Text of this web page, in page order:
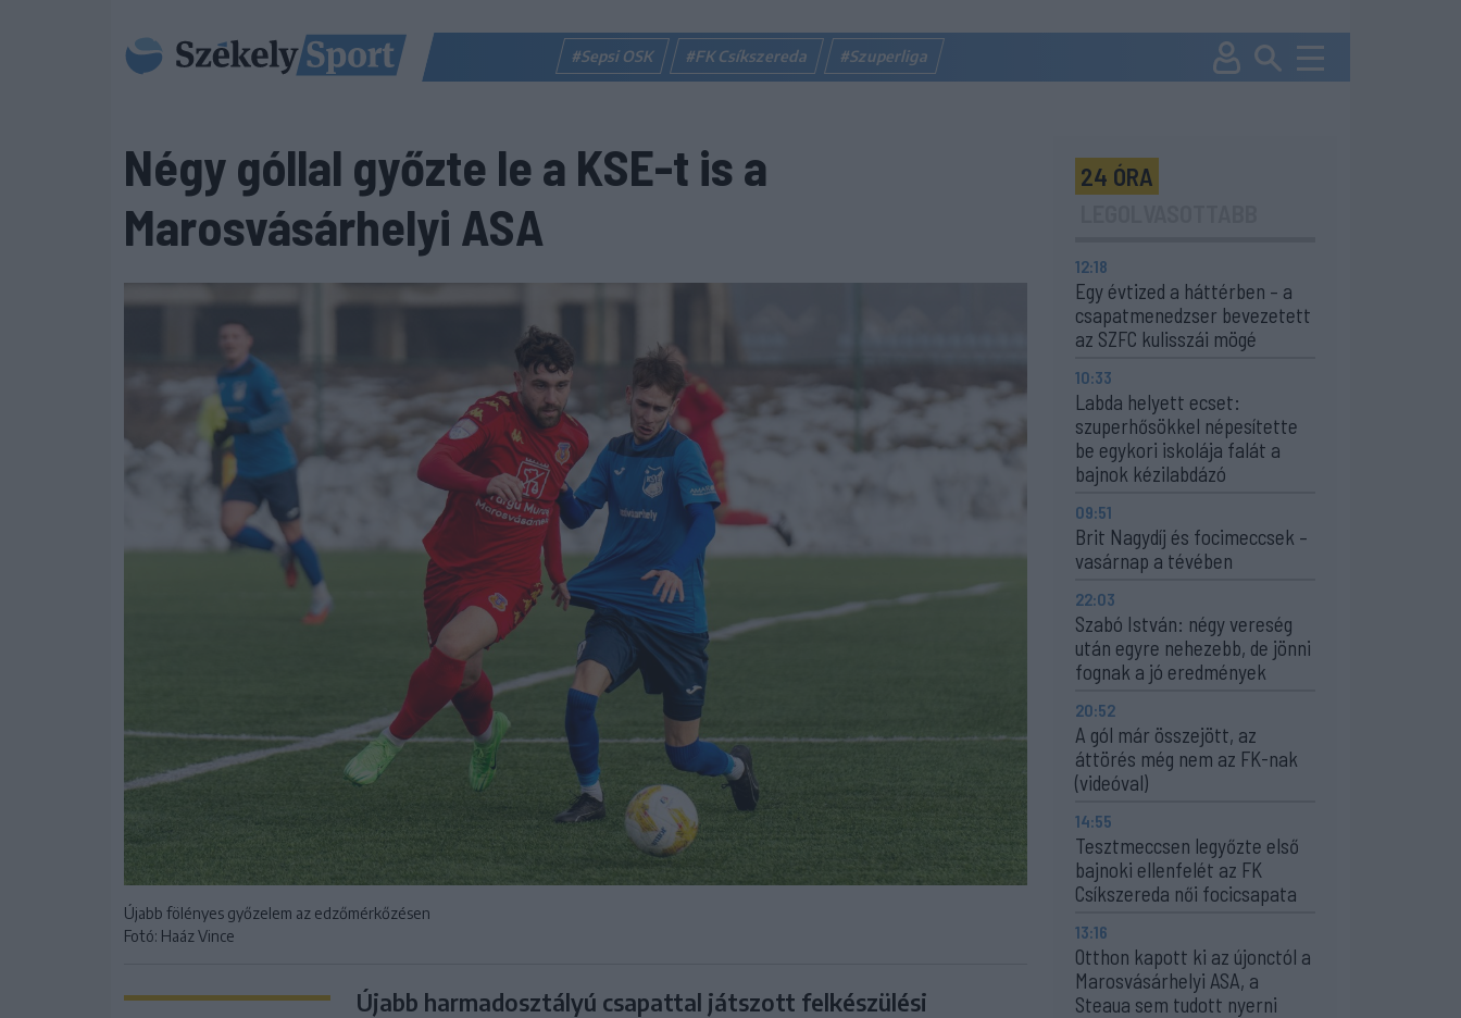
#Sepsi OSK #FK Csíkszereda #Szuperliga
Négy góllal győzte le a KSE-t is a
Marosvásárhelyi ASA
Újabb fölényes győzelem az edzőmérkőzésen
Fotó: Haáz Vince
Újabb harmadosztályú csapattal játszott felkészülési
24 ÓRA
12:18
Egy évtized a háttérben – a
csapatmenedzser bevezetett
az SZFC kulisszái mögé
10:33
Labda helyett ecset:
szuperhősökkel népesítette
be egykori iskolája falát a
bajnok kézilabdázó
09:51
Brit Nagydíj és focimeccsek –
vasárnap a tévében
22:03
Szabó István: négy vereség
után egyre nehezebb, de jönni
fognak a jó eredmények
20:52
A gól már összejött, az
áttörés még nem az FK-nak
(videóval)
14:55
Tesztmeccsen legyőzte első
bajnoki ellenfelét az FK
Csíkszereda női focicsapata
13:16
Otthon kapott ki az újonctól a
Marosvásárhelyi ASA, a
Steaua sem tudott nyerni